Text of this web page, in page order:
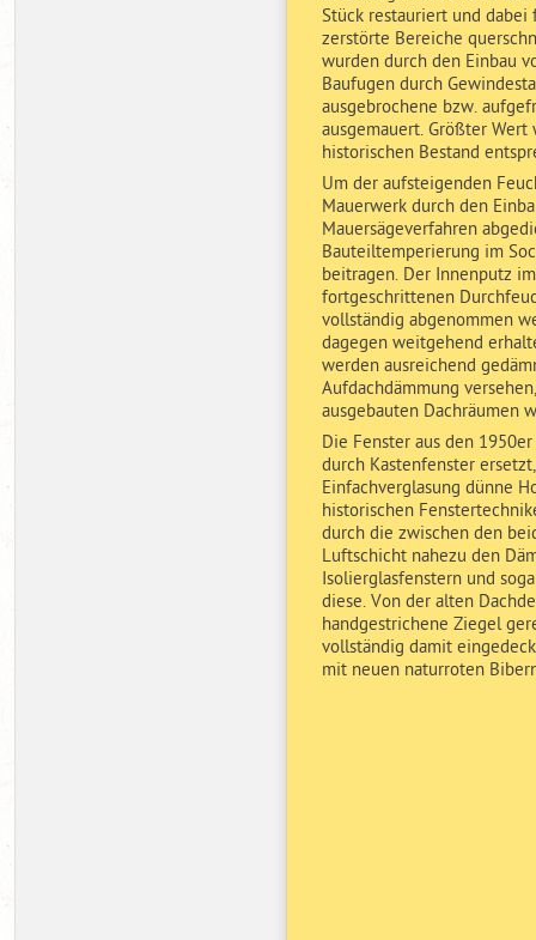
Stück restauriert und
zerstörte Bereiche
wurden durch den Einbau
Baufugen durch
ausgebrochene bzw.
ausgemauert. Größter
historischen Bestand
Um der aufsteigenden
Mauerwerk durch den
Mauersägeverfahren
Bauteiltemperierung im
beitragen. Der Innenputz
fortgeschrittenen
vollständig abgenommen
dagegen weitgehend
werden ausreichend
Aufdachdämmung
ausgebauten Dachräumen
Die Fenster aus den
durch Kastenfenster
Einfachverglasung dünne
historischen
durch die zwischen den
Luftschicht nahezu den
Isolierglasfenstern und
diese. Von der alten
handgestrichene Ziegel
vollständig damit
mit neuen naturroten